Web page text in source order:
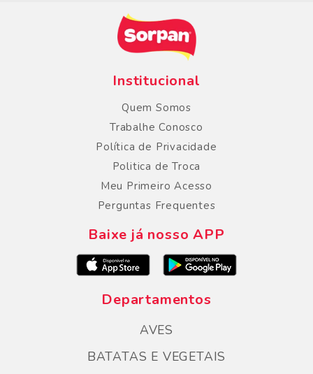
Institucional
Quem Somos
Trabalhe Conosco
Política de Privacidade
Politica de Troca
Meu Primeiro Acesso
Perguntas Frequentes
Baixe já nosso APP
Departamentos
AVES
BATATAS E VEGETAIS